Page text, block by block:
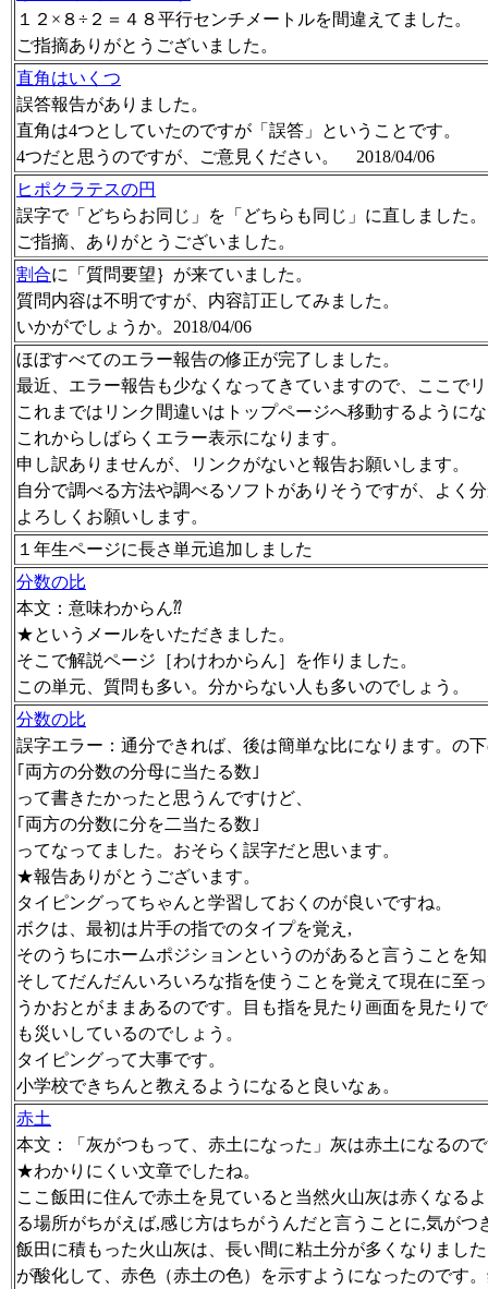
１２×８÷２＝４８平行センチメートルを間違えてました。
ご指摘ありがとうございました。
直角はいくつ
誤答報告がありました。
直角は4つとしていたのですが「誤答」ということです。
4つだと思うのですが、ご意見ください。 2018/04/06
ヒポクラテスの円
誤字で「どちらお同じ」を「どちらも同じ」に直しました。
ご指摘、ありがとうございました。
割合に「質問要望｝が来ていました。
質問内容は不明ですが、内容訂正してみました。
いかがでしょうか。2018/04/06
ほぼすべてのエラー報告の修正が完了しました。
最近、エラー報告も少なくなってきていますので、ここで
これまではリンク間違いはトップページへ移動するように
これからしばらくエラー表示になります。
申し訳ありませんが、リンクがないと報告お願いします。
自分で調べる方法や調べるソフトがありそうですが、よく
よろしくお願いします。
１年生ページに長さ単元追加しました
分数の比
本文：意味わからん⁇
★というメールをいただきました。
そこで解説ページ［わけわからん］を作りました。
この単元、質問も多い。分からない人も多いのでしょう。
分数の比
誤字エラー：通分できれば、後は簡単な比になります。の
｢両方の分数の分母に当たる数｣
って書きたかったと思うんですけど、
｢両方の分数に分を二当たる数｣
ってなってました。おそらく誤字だと思います。
★報告ありがとうございます。
タイピングってちゃんと学習しておくのが良いですね。
ボクは、最初は片手の指でのタイプを覚え,
そのうちにホームポジションというのがあると言うことを
そしてだんだんいろいろな指を使うことを覚えて現在に至
うかおとがままあるのです。目も指を見たり画面を見たり
も災いしているのでしょう。
タイピングって大事です。
小学校できちんと教えるようになると良いなぁ。
赤土
本文：「灰がつもって、赤土になった」灰は赤土になるの
★わかりにくい文章でしたね。
ここ飯田に住んで赤土を見ていると当然火山灰は赤くなる
る場所がちがえば,感じ方はちがうんだと言うことに,気がつ
飯田に積もった火山灰は、長い間に粘土分が多くなりまし
が酸化して、赤色（赤土の色）を示すようになったのです